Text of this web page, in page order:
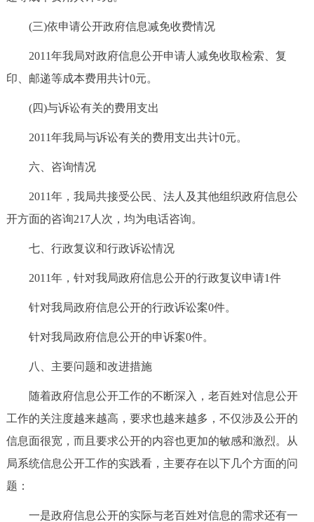
(三)依申请公开政府信息减免收费情况
2011年我局对政府信息公开申请人减免收取检索、复
印、邮递等成本费用共计0元。
(四)与诉讼有关的费用支出
2011年我局与诉讼有关的费用支出共计0元。
六、咨询情况
2011年，我局共接受公民、法人及其他组织政府信息公
开方面的咨询217人次，均为电话咨询。
七、行政复议和行政诉讼情况
2011年，针对我局政府信息公开的行政复议申请1件
针对我局政府信息公开的行政诉讼案0件。
针对我局政府信息公开的申诉案0件。
八、主要问题和改进措施
随着政府信息公开工作的不断深入，老百姓对信息公开
工作的关注度越来越高，要求也越来越多，不仅涉及公开的
信息面很宽，而且要求公开的内容也更加的敏感和激烈。从
局系统信息公开工作的实践看，主要存在以下几个方面的问
题：
一是政府信息公开的实际与老百姓对信息的需求还有一